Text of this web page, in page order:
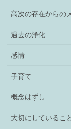
高次の存在からの
過去の浄化
感情
子育て
概念はずし
大切にしていること